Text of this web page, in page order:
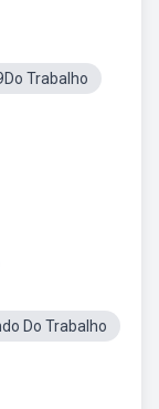
Trabalho
Do Trabalho